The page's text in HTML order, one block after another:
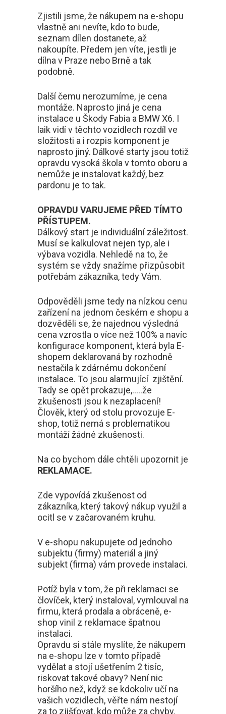
Zjistili jsme, že nákupem na e-shopu
vlastně ani nevíte, kdo to bude,
seznam dílen dostanete, až
nakoupíte. Předem jen víte, jestli je
dílna v Praze nebo Brně a tak
podobně.
Další čemu nerozumíme, je cena
montáže. Naprosto jiná je cena
instalace u Škody Fabia a BMW X6. I
laik vidí v těchto vozidlech rozdíl ve
složitosti a i rozpis komponent je
naprosto jiný. Dálkové starty jsou totiž
opravdu vysoká škola v tomto oboru a
nemůže je instalovat každý, bez
pardonu je to tak.
OPRAVDU VARUJEME PŘED TÍMTO
PŘÍSTUPEM.
Dálkový start je individuální záležitost.
Musí se kalkulovat nejen typ, ale i
výbava vozidla. Nehledě na to, že
systém se vždy snažíme přizpůsobit
potřebám zákazníka, tedy Vám.
Odpověděli jsme tedy na nízkou cenu
zařízení na jednom českém e shopu a
dozvěděli se, že najednou výsledná
cena vzrostla o více než 100% a navíc
konfigurace komponent, která byla E-
shopem deklarovaná by rozhodně
nestačila k zdárnému dokončení
instalace. To jsou alarmující zjištění.
Tady se opět prokazuje,…..že
zkušenosti jsou k nezaplacení!
Člověk, který od stolu provozuje E-
shop, totiž nemá s problematikou
montáží žádné zkušenosti.
Na co bychom dále chtěli upozornit je
REKLAMACE.
Zde vypovídá zkušenost od
zákazníka, který takový nákup využil a
ocitl se v začarovaném kruhu.
V e-shopu nakupujete od jednoho
subjektu (firmy) materiál a jiný
subjekt (firma) vám provede instalaci.
Potíž byla v tom, že při reklamaci se
človíček, který instaloval, vymlouval na
firmu, která prodala a obráceně, e-
shop vinil z reklamace špatnou
instalaci.
Opravdu si stále myslíte, že nákupem
na e-shopu lze v tomto případě
vydělat a stojí ušetřením 2 tisíc,
riskovat takové obavy? Není nic
horšího než, když se kdokoliv učí na
vašich vozidlech, věřte nám nestojí
za to zjišťovat, kdo může za chyby.